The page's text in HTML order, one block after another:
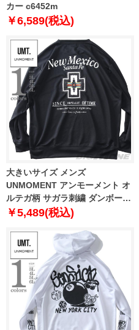
カー c6452m
￥6,589(税込)
大きいサイズ メンズ
UNMOMENT アンモーメント オ
ルテガ柄 サガラ刺繍 ダンボール
トレーナー 12439513
￥5,489(税込)